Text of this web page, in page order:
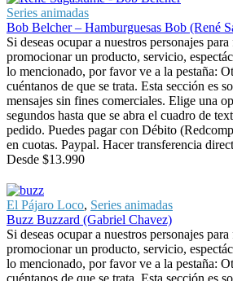
Series animadas
Bob Belcher – Hamburguesas Bob (René
Si deseas ocupar a nuestros personajes
promocionar un producto, servicio,
lo mencionado, por favor ve a la pestaña:
cuéntanos de que se trata. Esta sección es
mensajes sin fines comerciales. Elige una
segundos hasta que se abra el cuadro de
pedido. Puedes pagar con Débito
en cuotas. Paypal. Hacer transferencia
Desde $13.990
El Pájaro Loco, Series animadas
Buzz Buzzard (Gabriel Chavez)
Si deseas ocupar a nuestros personajes
promocionar un producto, servicio,
lo mencionado, por favor ve a la pestaña:
cuéntanos de que se trata. Esta sección es